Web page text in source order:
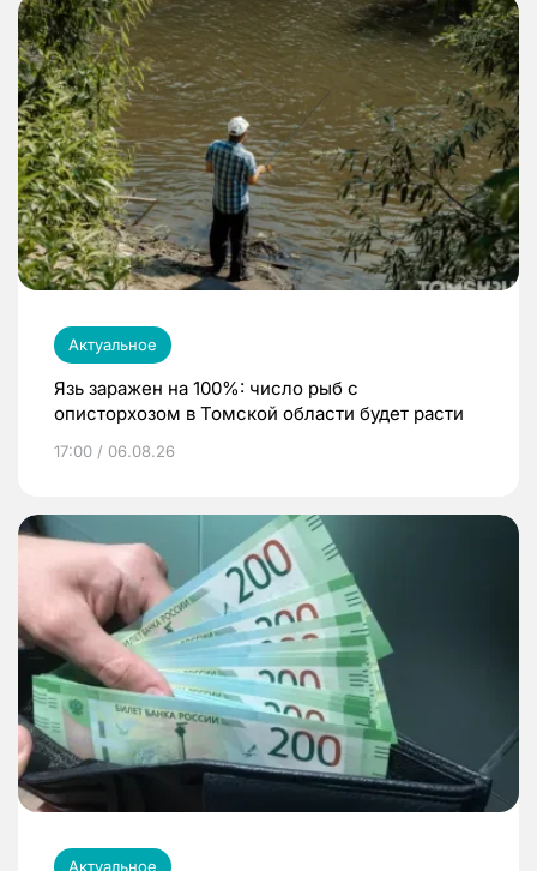
Актуальное
Язь заражен на 100%: число рыб с
описторхозом в Томской области будет расти
17:00 / 06.08.26
Актуальное